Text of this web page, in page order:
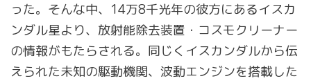
った。そんな中、14万8千光年の彼方にあるイスカ
ンダル星より、放射能除去装置・コスモクリーナー
の情報がもたらされる。同じくイスカンダルから伝
えられた未知の駆動機関、波動エンジンを搭載した